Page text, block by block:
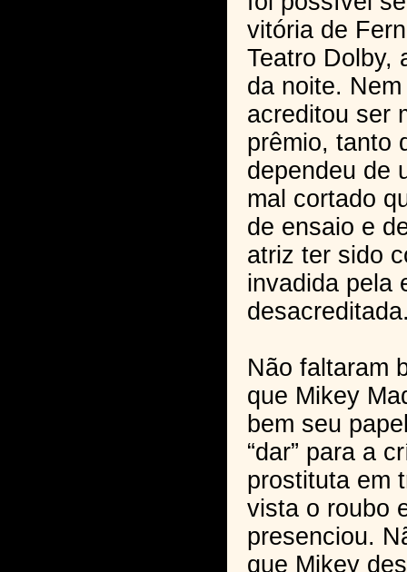
vitória de
Teatro Dolby,
da noite.
acreditou ser
prêmio, tanto
dependeu de
mal cortado
de ensaio e
atriz ter sido
invadida pela
Não faltaram
que Mikey
bem seu
“dar” para a
prostituta em
vista o roubo
presenciou.
que Mikey